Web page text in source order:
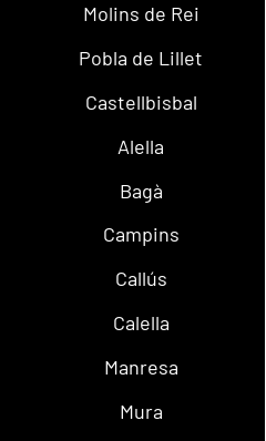
Molins de Rei
Pobla de Lillet
Castellbisbal
Alella
Bagà
Campins
Callús
Calella
Manresa
Mura